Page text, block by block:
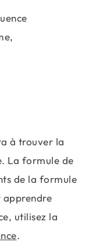
à trouver la
La formule de
de la formule
apprendre
utilisez la
.